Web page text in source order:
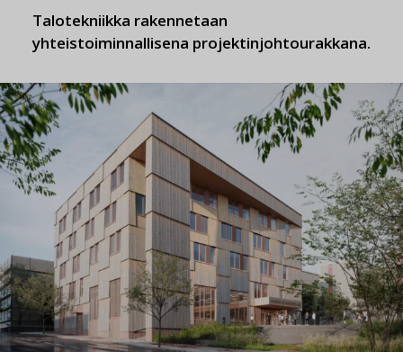
Talotekniikka rakennetaan
yhteistoiminnallisena projektinjohtourakkana.